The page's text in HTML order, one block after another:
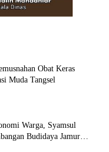
Obat Keras
Muda Tangsel
Warga, Syamsul
Budidaya Jamur